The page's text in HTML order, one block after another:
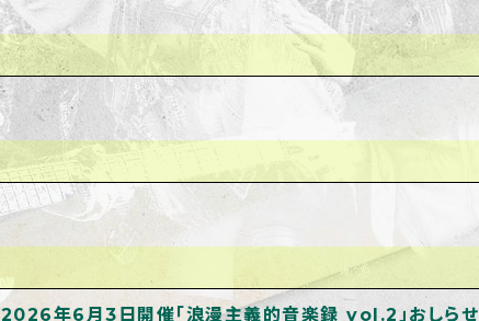
2026年6月3日開催「浪漫主義的音楽録 vol.2」おしらせ